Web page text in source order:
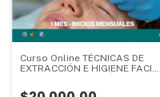
Curso Online TÉCNICAS DE
EXTRACCIÓN E HIGIENE FACIAL
DE ESPECIALIZACIÓN - 1 mes -